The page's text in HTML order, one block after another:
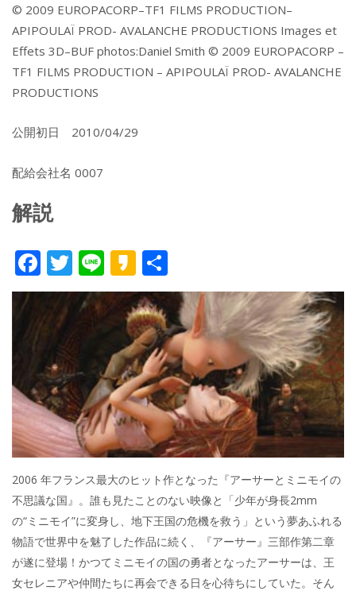
© 2009 EUROPACORP–TF1 FILMS PRODUCTION–
APIPOULAÏ PROD- AVALANCHE PRODUCTIONS Images et
Effets 3D–BUF photos:Daniel Smith © 2009 EUROPACORP –
TF1 FILMS PRODUCTION – APIPOULAÏ PROD- AVALANCHE
PRODUCTIONS
公開初日 2010/04/29
配給会社名 0007
解説
F
ac
e
b
o
o
k
T
w
itt
er
Li
n
e
K
a
k
a
o
有
2006 年フランス最大のヒット作となった『アーサーとミニモイの
不思議な国』。誰も見たことのない映像と「少年が身長2mm
の“ミニモイ”に変身し、地下王国の危機を救う」という夢あふれる
物語で世界中を魅了した作品に続く、『アーサー』三部作第二章
が遂に登場！かつてミニモイの国の勇者となったアーサーは、王
女セレニアや仲間たちに再会できる日を心待ちにしていた。そん